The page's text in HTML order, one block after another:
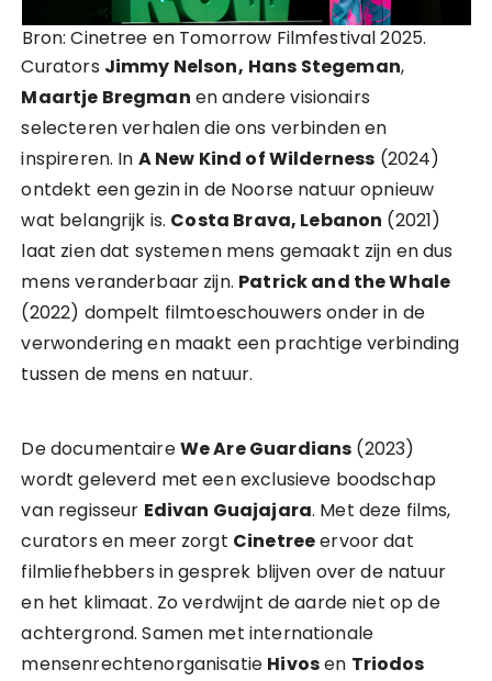
Bron: Cinetree en Tomorrow Filmfestival 2025.
Curators Jimmy Nelson, Hans Stegeman,
Maartje Bregman en andere visionairs
selecteren verhalen die ons verbinden en
inspireren. In A New Kind of Wilderness (2024)
ontdekt een gezin in de Noorse natuur opnieuw
wat belangrijk is. Costa Brava, Lebanon (2021)
laat zien dat systemen mens gemaakt zijn en dus
mens veranderbaar zijn. Patrick and the Whale
(2022) dompelt filmtoeschouwers onder in de
verwondering en maakt een prachtige verbinding
tussen de mens en natuur.
De documentaireWe Are Guardians (2023)
wordt geleverd met een exclusieve boodschap
van regisseur Edivan Guajajara. Met deze films,
curators en meer zorgt Cinetreeervoor dat
filmliefhebbers in gesprek blijven over de natuur
en het klimaat. Zo verdwijnt de aarde niet op de
achtergrond. Samen met internationale
mensenrechtenorganisatie Hivosen Triodos